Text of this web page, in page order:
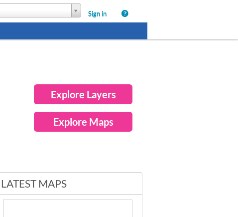
Sign in
Explore Layers
Explore Maps
LATEST MAPS